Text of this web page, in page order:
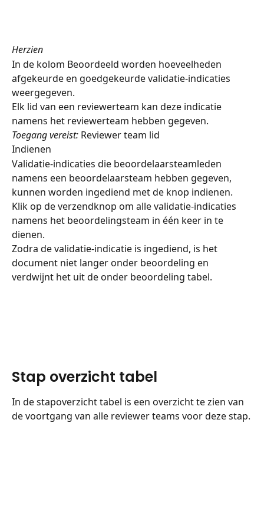
Herzien
In de kolom Beoordeeld worden hoeveelheden
afgekeurde en goedgekeurde validatie-indicaties
weergegeven.
Elk lid van een reviewerteam kan deze indicatie
namens het reviewerteam hebben gegeven.
Toegang vereist: Reviewer team lid
Indienen
Validatie-indicaties die beoordelaarsteamleden
namens een beoordelaarsteam hebben gegeven,
kunnen worden ingediend met de knop indienen.
Klik op de verzendknop om alle validatie-indicaties
namens het beoordelingsteam in één keer in te
dienen.
Zodra de validatie-indicatie is ingediend, is het
document niet langer onder beoordeling en
verdwijnt het uit de onder beoordeling tabel.
Stap overzicht tabel
In de stapoverzicht tabel is een overzicht te zien van
de voortgang van alle reviewer teams voor deze stap.